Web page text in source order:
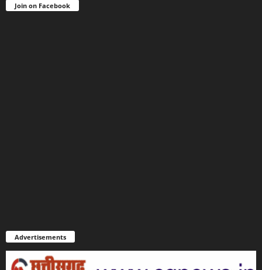
Join on Facebook
Advertisements